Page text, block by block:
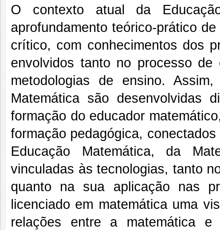
O contexto atual da
aprofundamento teórico-prático
crítico, com conhecimentos dos
envolvidos tanto no processo
metodologias de ensino.
Matemática são desenvolvidas
formação do educador
formação pedagógica,
Educação Matemática, da
vinculadas às tecnologias, tanto
quanto na sua aplicação nas
licenciado em matemática uma
relações entre a matemática